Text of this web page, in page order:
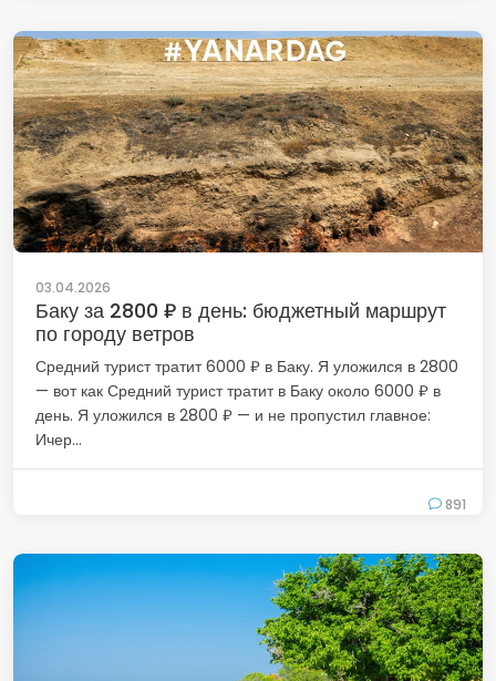
03.04.2026
Баку за 2800 ₽ в день: бюджетный маршрут
по городу ветров
Средний турист тратит 6000 ₽ в Баку. Я уложился в 2800
— вот как Средний турист тратит в Баку около 6000 ₽ в
день. Я уложился в 2800 ₽ — и не пропустил главное:
Ичер...
891